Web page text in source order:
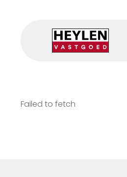
Failed to fetch